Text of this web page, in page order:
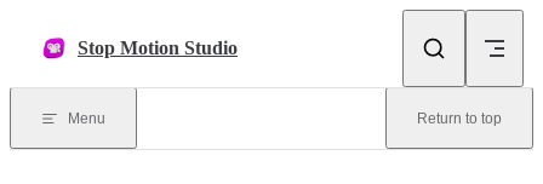
Stop Motion Studio
Menu Return to top